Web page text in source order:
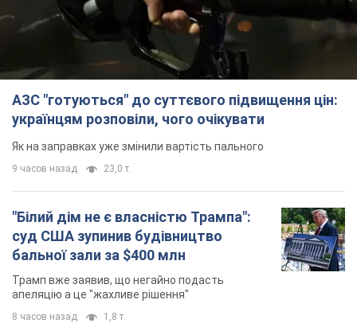
АЗС "готуються" до суттєвого підвищення цін:
українцям розповіли, чого очікувати
Як на заправках уже змінили вартість пального
9 часов назад 23,0 т.
"Білий дім не є власністю Трампа":
суд США зупинив будівництво
бальної зали за $400 млн
Трамп вже заявив, що негайно подасть
апеляцію а це "жахливе рішення"
8 часов назад 1,8 т.